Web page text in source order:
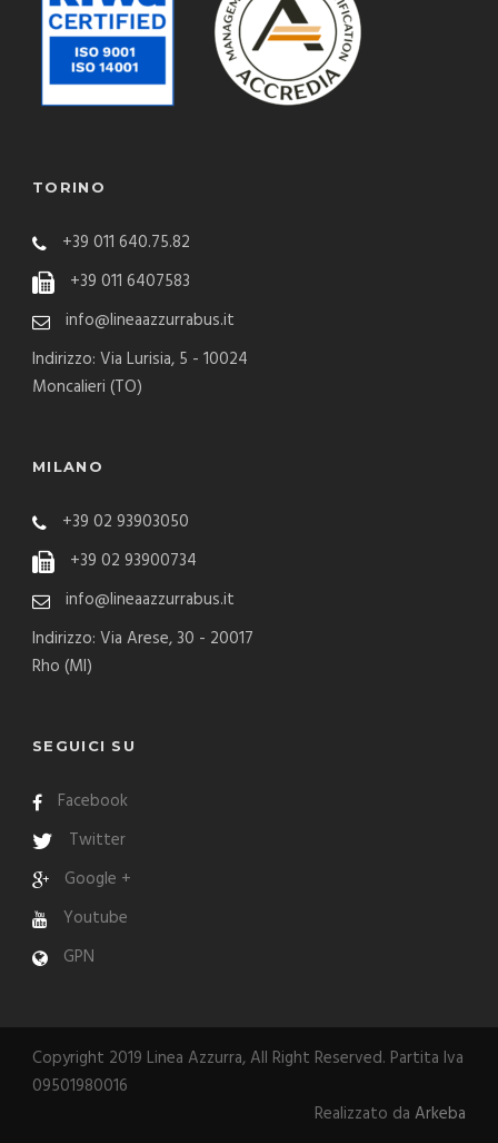
TORINO
+39 011 640.75.82
+39 011 6407583
info@lineaazzurrabus.it
Indirizzo: Via Lurisia, 5 - 10024
Moncalieri (TO)
MILANO
+39 02 93903050
+39 02 93900734
info@lineaazzurrabus.it
Indirizzo: Via Arese, 30 - 20017
Rho (MI)
SEGUICI SU
Facebook
Twitter
Google +
Youtube
GPN
Copyright 2019 Linea Azzurra, All Right Reserved. Partita Iva
09501980016
Realizzato da Arkeba